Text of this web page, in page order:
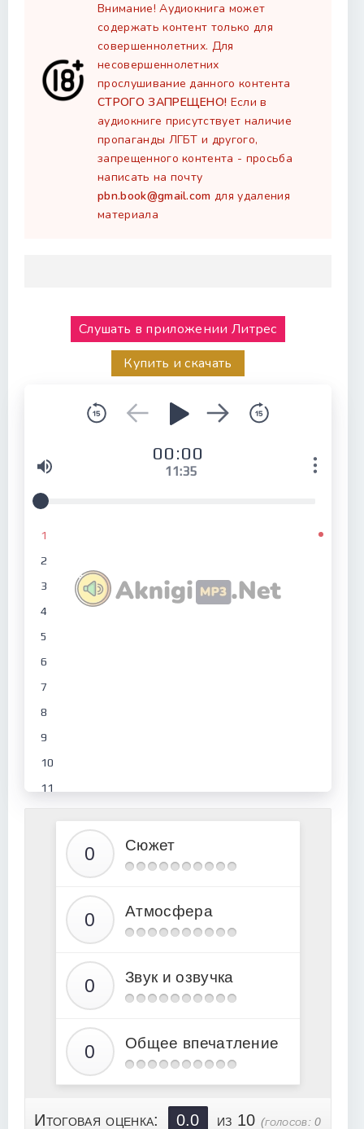
Внимание! Аудиокнига может
содержать контент только для
совершеннолетних. Для
несовершеннолетних
прослушивание данного контента
СТРОГО ЗАПРЕЩЕНО! Если в
аудиокниге присутствует наличие
пропаганды ЛГБТ и другого,
запрещенного контента - просьба
написать на почту
pbn.book@gmail.com для удаления
материала
Слушать в приложении Литрес
Купить и скачать
00:00
11:35
1
2
3
4
5
6
7
8
9
10
11
Сюжет
Атмосфера
Звук и озвучка
Общее впечатление
Итоговая оценка: 0.0 из 10(голосов:0